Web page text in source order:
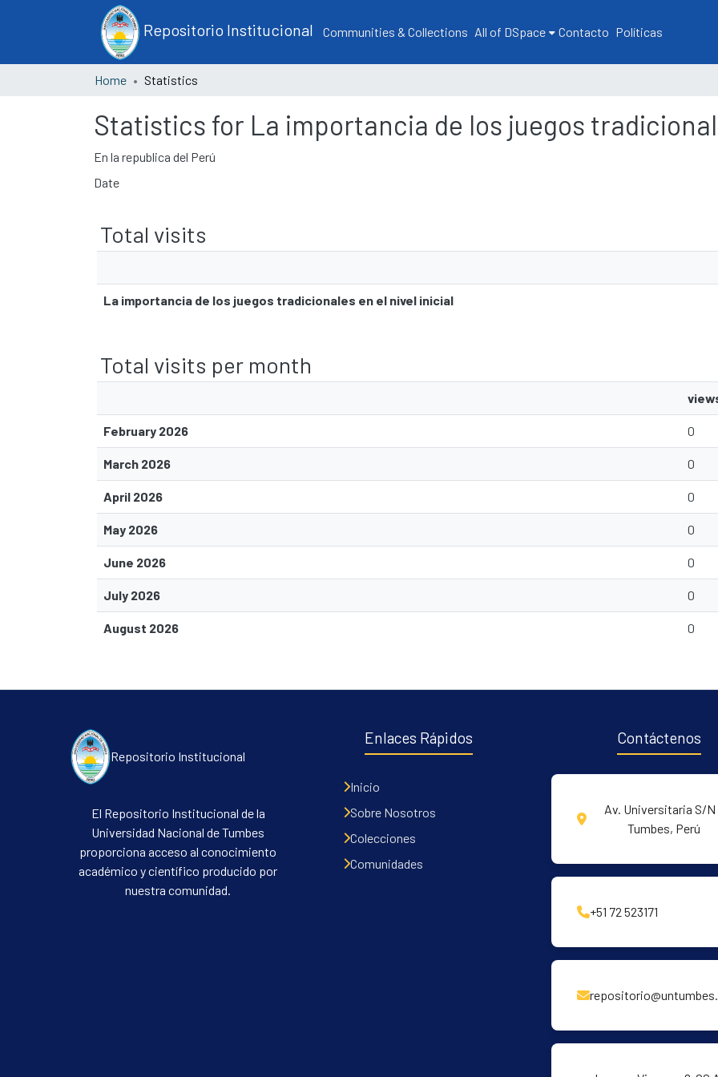
Repositorio Institucional Communities & Collections All of DSpace Contacto Políticas
Home Statistics
Statistics for La importancia de los juegos
En la republica del Perú
Date
Total visits
La importancia de los juegos tradicionales en el nivel inicial
Total visits per month
February 2026 0
March 2026 0
April 2026 0
May 2026 0
June 2026 0
July 2026 0
August 2026 0
Repositorio Institucional
El Repositorio Institucional de la
Universidad Nacional de Tumbes
proporciona acceso al conocimiento
académico y científico producido por
nuestra comunidad.
Enlaces Rápidos
Inicio
Sobre Nosotros
Colecciones
Comunidades
Contáctenos
Av. Universitaria S/N
Tumbes, Perú
+51 72 523171